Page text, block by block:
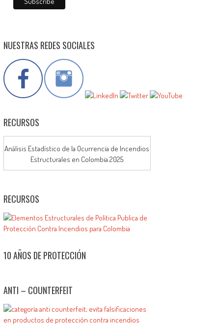
NUESTRAS REDES SOCIALES
RECURSOS
Análisis Estadístico de la Ocurrencia de Incendios
Estructurales en Colombia 2025
RECURSOS
10 AÑOS DE PROTECCIÓN
ANTI – COUNTERFEIT